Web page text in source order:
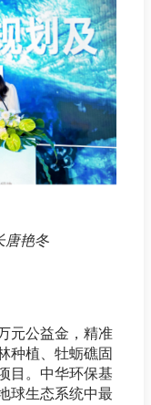
唐艳冬
元公益金，精准
种植、牡蛎礁固
目。中华环保基
球生态系统中最